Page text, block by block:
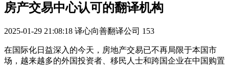
房产交易中心认可的翻译机构
2025-01-29 21:08:18 译心向善翻译公司 153
在国际化日益深入的今天，房地产交易已不再局限于本国市
场，越来越多的外国投资者、移民人士和跨国企业在中国购置